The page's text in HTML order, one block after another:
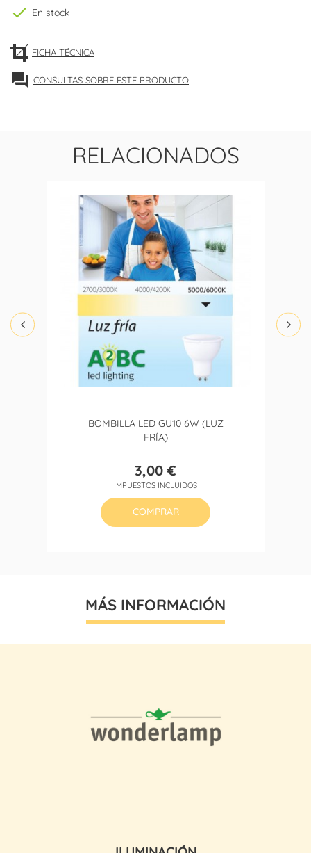
check En stock
FICHA TÉCNICA
forum CONSULTAS SOBRE ESTE PRODUCTO
RELACIONADOS
BOMBILLA LED GU10 6W (LUZ
FRÍA)
Precio
3,00 €
IMPUESTOS INCLUIDOS
COMPRAR
MÁS INFORMACIÓN